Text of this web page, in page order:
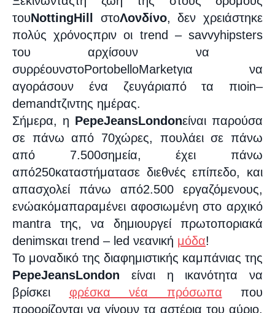
τουNottingHill στοΛονδίνο, δεν χρειάστηκε
πολύς χρόνοςπριν οι trend –savvyhipsters
του αρχίσουν να
συρρέουνστοPortobelloMarketγια να
αγοράσουν ένα ζευγάριαπό τα πιοin–
demandτζιντης ημέρας.
Σήμερα, η PepeJeansLondonείναι παρούσα
σε πάνω από 70χώρες, πουλάει σεπάνω
από 7.500σημεία,έχει πάνω
από250καταστήματασε διεθνές επίπεδο, και
απασχολεί πάνω από2.500 εργαζόμενους,
ενώακόμαπαραμένει αφοσιωμένη στο αρχικό
mantra της, να δημιουργεί πρωτοποριακά
denimsκαι trend – led νεανική μόδα!
Το μοναδικό της διαφημιστικής καμπάνιας της
PepeJeansLondon είναι η ικανότητα να
βρίσκει φρέσκα νέα πρόσωπα που
προορίζονται να γίνουν τα αστέρια του αύριο.